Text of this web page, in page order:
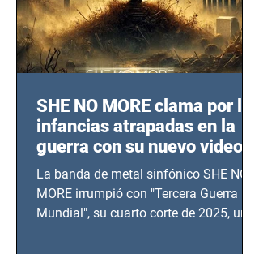
SHE NO MORE clama por las
infancias atrapadas en la
guerra con su nuevo video
TERCERA GUERRA
MUNDIAL
La banda de metal sinfónico SHE NO
MORE irrumpió con "Tercera Guerra
Mundial", su cuarto corte de 2025, un